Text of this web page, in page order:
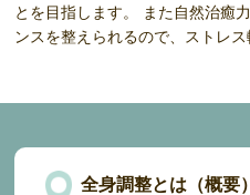
とを目指します。 また自然治癒
ンスを整えられるので、ストレス
全身調整とは（概要）